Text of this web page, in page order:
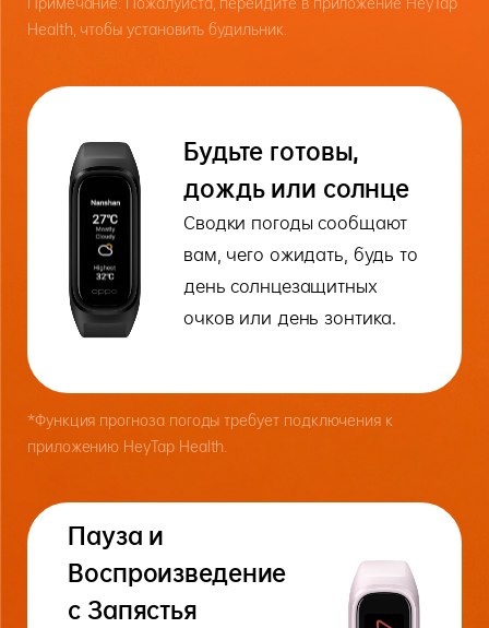
Health, чтобы установить будильник.
Будьте готовы,
дождь или солнце
Сводки погоды сообщают
вам, чего ожидать, будь то
день солнцезащитных
очков или день зонтика.
*Функция прогноза погоды требует подключения к
приложению HeyTap Health.
Пауза и
Воспроизведение
с Запястья